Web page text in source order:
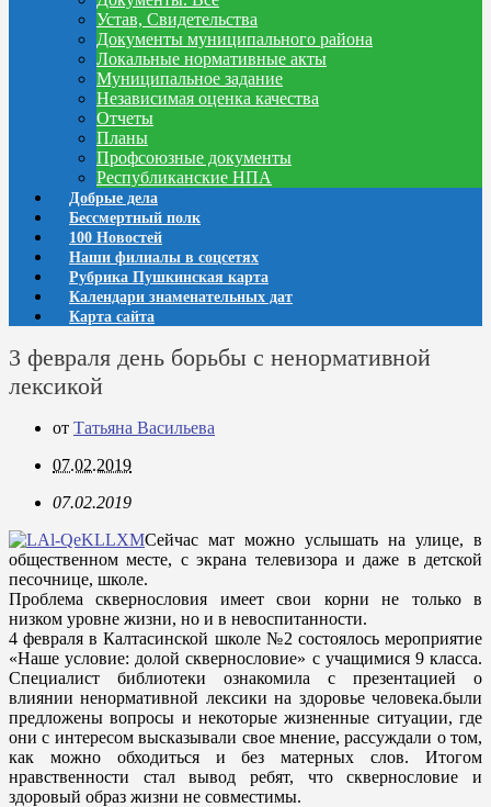
Устав, Свидетельства
Документы муниципального района
Локальные нормативные акты
Муниципальное задание
Независимая оценка качества
Отчеты
Планы
Профсоюзные документы
Республиканские НПА
Добрые дела
Бессмертный полк
100 Новостей
Наши филиалы в соцсетях
Рубрика Пушкинская карта
Календари знаменательных дат
Карта сайта
3 февраля день борьбы с ненормативной
лексикой
от Татьяна Васильева
07.02.2019
07.02.2019
Сейчас мат можно услышать на улице, в
общественном месте, с экрана телевизора и даже в детской
песочнице, школе.
Проблема сквернословия имеет свои корни не только в
низком уровне жизни, но и в невоспитанности.
4 февраля в Калтасинской школе №2 состоялось мероприятие
«Наше условие: долой сквернословие» с учащимися 9 класса.
Специалист библиотеки ознакомила с презентацией о
влиянии ненормативной лексики на здоровье человека.были
предложены вопросы и некоторые жизненные ситуации, где
они с интересом высказывали свое мнение, рассуждали о том,
как можно обходиться и без матерных слов. Итогом
нравственности стал вывод ребят, что сквернословие и
здоровый образ жизни не совместимы.